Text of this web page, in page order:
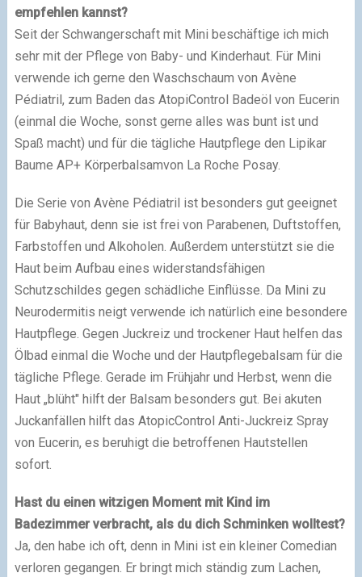
empfehlen kannst?
Seit der Schwangerschaft mit Mini beschäftige ich mich
sehr mit der Pflege von Baby- und Kinderhaut. Für Mini
verwende ich gerne den Waschschaum von Avène
Pédiatril, zum Baden das AtopiControl Badeöl von Eucerin
(einmal die Woche, sonst gerne alles was bunt ist und
Spaß macht) und für die tägliche Hautpflege den Lipikar
Baume AP+ Körperbalsamvon La Roche Posay.
Die Serie von Avène Pédiatril ist besonders gut geeignet
für Babyhaut, denn sie ist frei von Parabenen, Duftstoffen,
Farbstoffen und Alkoholen. Außerdem unterstützt sie die
Haut beim Aufbau eines widerstandsfähigen
Schutzschildes gegen schädliche Einflüsse. Da Mini zu
Neurodermitis neigt verwende ich natürlich eine besondere
Hautpflege. Gegen Juckreiz und trockener Haut helfen das
Ölbad einmal die Woche und der Hautpflegebalsam für die
tägliche Pflege. Gerade im Frühjahr und Herbst, wenn die
Haut „blüht" hilft der Balsam besonders gut. Bei akuten
Juckanfällen hilft das AtopicControl Anti-Juckreiz Spray
von Eucerin, es beruhigt die betroffenen Hautstellen
sofort.
Hast du einen witzigen Moment mit Kind im
Badezimmer verbracht, als du dich Schminken wolltest?
Ja, den habe ich oft, denn in Mini ist ein kleiner Comedian
verloren gegangen. Er bringt mich ständig zum Lachen,